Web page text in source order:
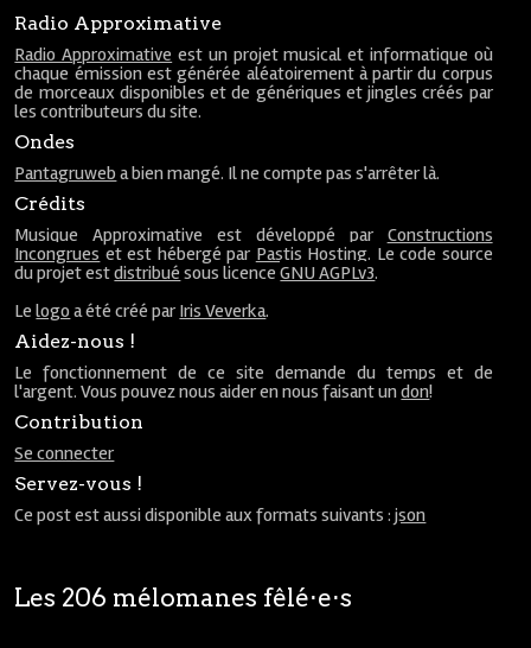
Radio Approximative
Radio Approximative est un projet musical et informatique où
chaque émission est générée aléatoirement à partir du corpus
de morceaux disponibles et de génériques et jingles créés par
les contributeurs du site.
Ondes
Pantagruweb a bien mangé. Il ne compte pas s'arrêter là.
Crédits
Musique Approximative est développé par Constructions
Incongrues et est hébergé par Pastis Hosting. Le code source
du projet estdistribué sous licenceGNU AGPLv3.
Lelogo a été créé par Iris Veverka.
Aidez-nous !
Le fonctionnement de ce site demande du temps et de
l'argent. Vous pouvez nous aider en nous faisant undon!
Contribution
Se connecter
Servez-vous !
Ce post est aussi disponible aux formats suivants :json
Les 206 mélomanes fêlé⋅e⋅s